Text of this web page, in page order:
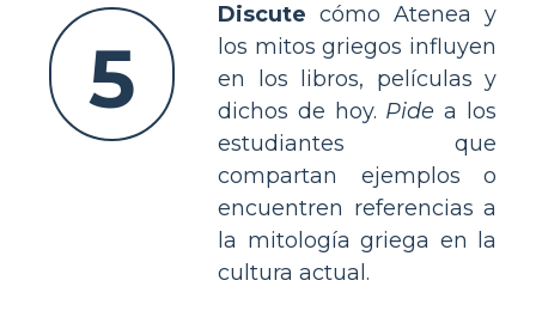
5
Discute cómo Atenea y
los mitos griegos influyen
en los libros, películas y
dichos de hoy. Pide a los
estudiantes que
compartan ejemplos o
encuentren referencias a
la mitología griega en la
cultura actual.